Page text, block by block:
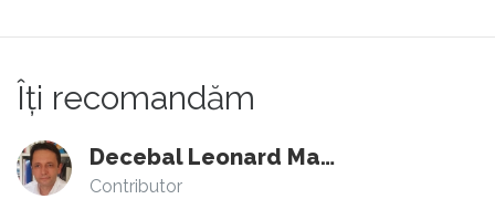
Îți recomandăm
Decebal Leonard Marin
Contributor